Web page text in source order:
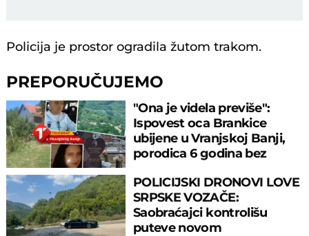
Policija je prostor ogradila žutom trakom.
PREPORUČUJEMO
"Ona je videla previše":
Ispovest oca Brankice
ubijene u Vranjskoj Banji,
porodica 6 godina bez
POLICIJSKI DRONOVI LOVE
SRPSKE VOZAČE:
Saobraćajci kontrolišu
puteve novom